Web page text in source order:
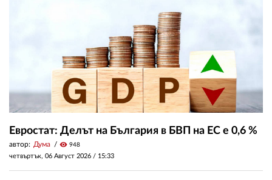
Евростат: Делът на България в БВП на ЕС е 0,6 %
автор: Дума visibility 948
четвъртък, 06 Август 2026 / 15:33